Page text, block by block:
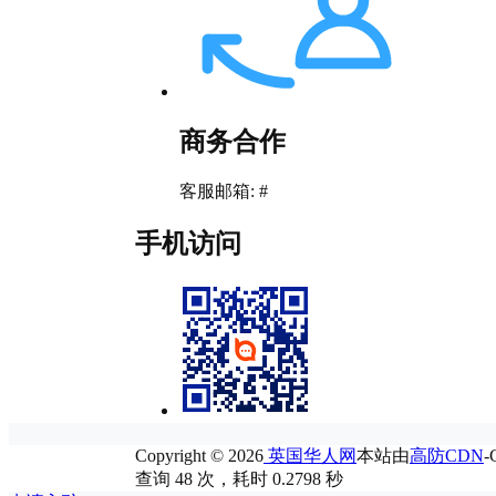
商务合作
客服邮箱: #
手机访问
Copyright © 2026 英国华人网本站由高防CDN-
查询 48 次，耗时 0.2798 秒